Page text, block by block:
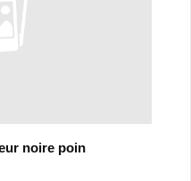
noire poin